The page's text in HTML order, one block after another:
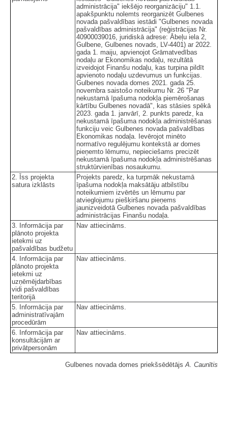
administrācija" iekšējo reorganizāciju" 1.1.
apakšpunktu nolemts reorganizēt Gulbenes
novada pašvaldības iestādi "Gulbenes novada
pašvaldības administrācija" (reģistrācijas Nr.
40900039016, juridiskā adrese: Ābeļu iela 2,
Gulbene, Gulbenes novads, LV-4401) ar 2022.
gada 1. maiju, apvienojot Grāmatvedības
nodaļu ar Ekonomikas nodaļu, rezultātā
izveidojot Finanšu nodaļu, kas turpina pildīt
apvienoto nodaļu uzdevumus un funkcijas.
Gulbenes novada domes 2021. gada 25.
novembra saistošo noteikumu Nr. 26 "Par
nekustamā īpašuma nodokļa piemērošanas
kārtību Gulbenes novadā", kas stāsies spēkā
2023. gada 1. janvārī, 2. punkts paredz, ka
nekustamā īpašuma nodokļa administrēšanas
funkciju veic Gulbenes novada pašvaldības
Ekonomikas nodaļa. Ievērojot minēto
normatīvo regulējumu kontekstā ar domes
pieņemto lēmumu, nepieciešams precizēt
nekustamā īpašuma nodokļa administrēšanas
struktūrvienības nosaukumu.
2. Īss projekta
satura izklāsts
Projekts paredz, ka turpmāk nekustamā
īpašuma nodokļa maksātāju atbilstību
noteikumiem izvērtēs un lēmumu par
atvieglojumu piešķiršanu pieņems
jaunizveidotā Gulbenes novada pašvaldības
administrācijas Finanšu nodaļa.
3. Informācija par
plānoto projekta
ietekmi uz
pašvaldības budžetu
Nav attiecināms.
4. Informācija par
plānoto projekta
ietekmi uz
uzņēmējdarbības
vidi pašvaldības
teritorijā
Nav attiecināms.
5. Informācija par
administratīvajām
procedūrām
Nav attiecināms.
6. Informācija par
konsultācijām ar
privātpersonām
Nav attiecināms.
Gulbenes novada domes priekšsēdētājs A. Caunītis